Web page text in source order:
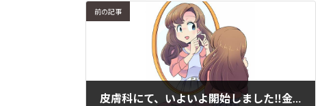
前の記事
皮膚科にて、いよいよ開始しました‼金属アレルギー検査の説明と内容はコチラ